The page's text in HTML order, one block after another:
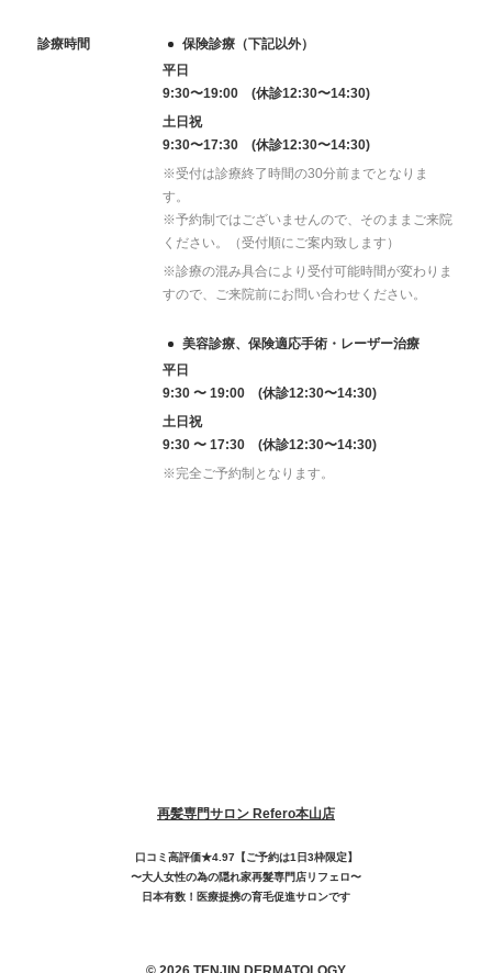
診療時間
保険診療（下記以外）
平日
9:30〜19:00 (休診12:30〜14:30)
土日祝
9:30〜17:30 (休診12:30〜14:30)
※受付は診療終了時間の30分前までとなりま
す。
※予約制ではございませんので、そのままご来院
ください。（受付順にご案内致します）
※診療の混み具合により受付可能時間が変わりま
すので、ご来院前にお問い合わせください。
美容診療、保険適応手術・レーザー治療
平日
9:30 〜 19:00 (休診12:30〜14:30)
土日祝
9:30 〜 17:30 (休診12:30〜14:30)
※完全ご予約制となります。
再髪専門サロン Refero本山店
口コミ高評価★4.97【ご予約は1日3枠限定】
〜大人女性の為の隠れ家再髮専門店リフェロ〜
日本有数！医療提携の育毛促進サロンです